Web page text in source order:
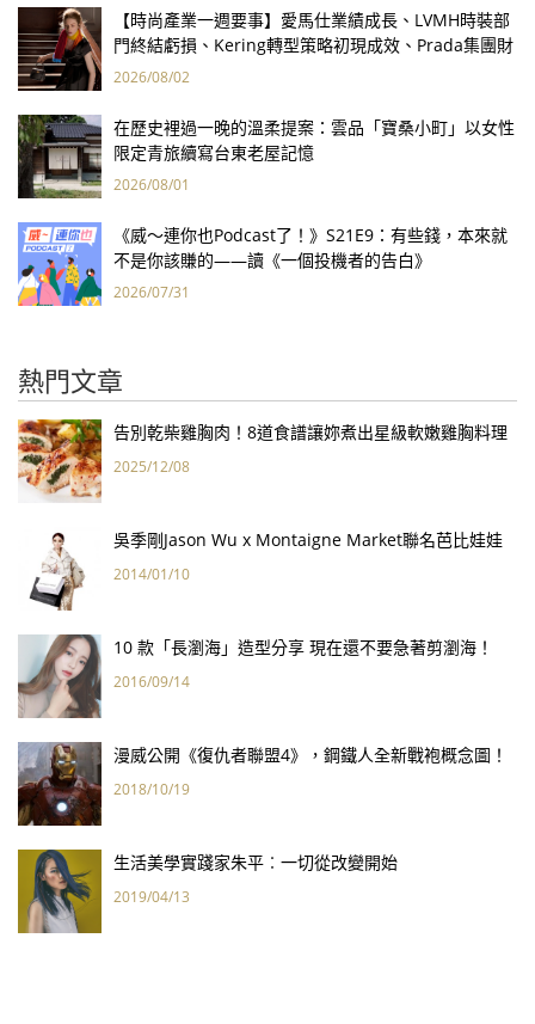
【時尚產業一週要事】愛馬仕業績成長、LVMH時裝部
門終結虧損、Kering轉型策略初現成效、Prada集團財
報亮眼
2026/08/02
在歷史裡過一晚的溫柔提案：雲品「寶桑小町」以女性
限定青旅續寫台東老屋記憶
2026/08/01
《威～連你也Podcast了！》S21E9：有些錢，本來就
不是你該賺的——讀《一個投機者的告白》
2026/07/31
熱門文章
告別乾柴雞胸肉！8道食譜讓妳煮出星級軟嫩雞胸料理
2025/12/08
吳季剛Jason Wu x Montaigne Market聯名芭比娃娃
2014/01/10
10 款「長瀏海」造型分享 現在還不要急著剪瀏海！
2016/09/14
漫威公開《復仇者聯盟4》，鋼鐵人全新戰袍概念圖！
2018/10/19
生活美學實踐家朱平︰一切從改變開始
2019/04/13